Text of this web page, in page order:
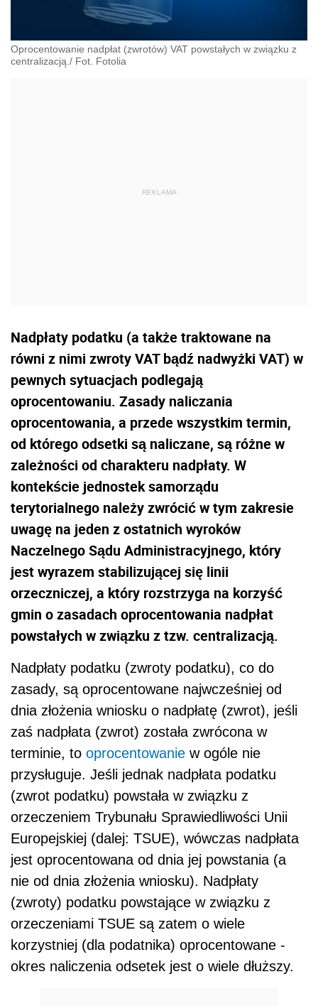
Oprocentowanie nadpłat (zwrotów) VAT powstałych w związku z
centralizacją./ Fot. Fotolia
Nadpłaty podatku (a także traktowane na
równi z nimi zwroty VAT bądź nadwyżki VAT) w
pewnych sytuacjach podlegają
oprocentowaniu. Zasady naliczania
oprocentowania, a przede wszystkim termin,
od którego odsetki są naliczane, są różne w
zależności od charakteru nadpłaty. W
kontekście jednostek samorządu
terytorialnego należy zwrócić w tym zakresie
uwagę na jeden z ostatnich wyroków
Naczelnego Sądu Administracyjnego, który
jest wyrazem stabilizującej się linii
orzeczniczej, a który rozstrzyga na korzyść
gmin o zasadach oprocentowania nadpłat
powstałych w związku z tzw. centralizacją.
Nadpłaty podatku (zwroty podatku), co do
zasady, są oprocentowane najwcześniej od
dnia złożenia wniosku o nadpłatę (zwrot), jeśli
zaś nadpłata (zwrot) została zwrócona w
terminie, to oprocentowanie w ogóle nie
przysługuje. Jeśli jednak nadpłata podatku
(zwrot podatku) powstała w związku z
orzeczeniem Trybunału Sprawiedliwości Unii
Europejskiej (dalej: TSUE), wówczas nadpłata
jest oprocentowana od dnia jej powstania (a
nie od dnia złożenia wniosku). Nadpłaty
(zwroty) podatku powstające w związku z
orzeczeniami TSUE są zatem o wiele
korzystniej (dla podatnika) oprocentowane -
okres naliczenia odsetek jest o wiele dłuższy.